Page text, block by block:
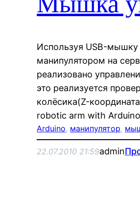
Используя USB-
манипулятором на
реализовано
это реализуется
колёсика(Z-
robotic arm with
Arduino, манипулятор,
22.07.2010 21:59admin